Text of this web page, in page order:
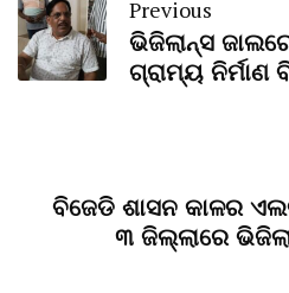
Previous
ଭିଜିଲାନ୍ସ
ଗ୍ରାମ୍ୟ ନିର୍ମାଣ
ବିଜେଡି ଶାସନ କାଳର
୩ ଜିଲ୍ଲାରେ